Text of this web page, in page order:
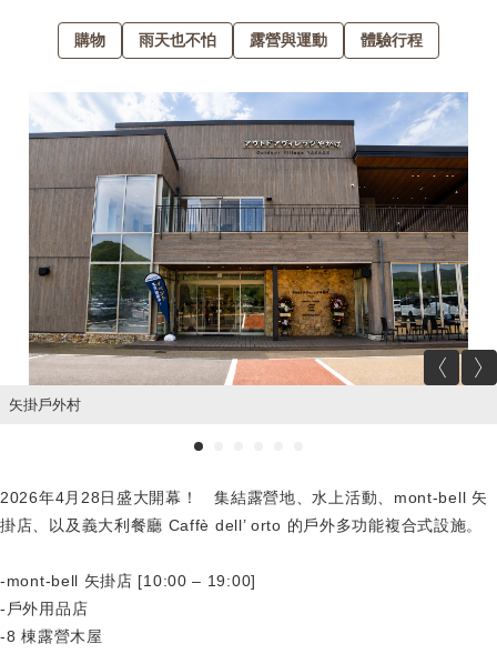
購物 雨天也不怕 露營與運動 體驗行程
矢掛戶外村
2026年4月28日盛大開幕！ 集結露營地、水上活動、mont-bell 矢
掛店、以及義大利餐廳 Caffè dell’ orto 的戶外多功能複合式設施。
-mont-bell 矢掛店 [10:00 – 19:00]
-戶外用品店
-8 棟露營木屋